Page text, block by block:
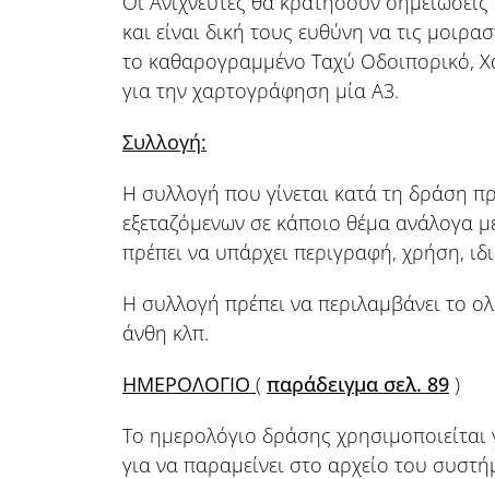
και είναι δική τους ευθύνη να τις
το καθαρογραμμένο Ταχύ Οδοιπορικό,
για την χαρτογράφηση μία Α3.
Συλλογή:
Η συλλογή που γίνεται κατά τη δράση
εξεταζόμενων σε κάποιο θέμα ανάλογα
πρέπει να υπάρχει περιγραφή, χρήση,
Η συλλογή πρέπει να περιλαμβάνει το
άνθη κλπ.
ΗΜΕΡΟΛΟΓΙΟ ( παράδειγμα σελ. 89 )
Το ημερολόγιο δράσης χρησιμοποιείται
για να παραμείνει στο αρχείο του